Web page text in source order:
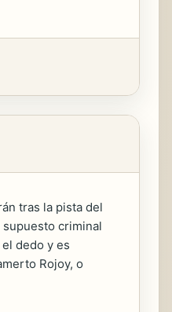
tras la pista del
criminal
dedo y es
Rojoy, o